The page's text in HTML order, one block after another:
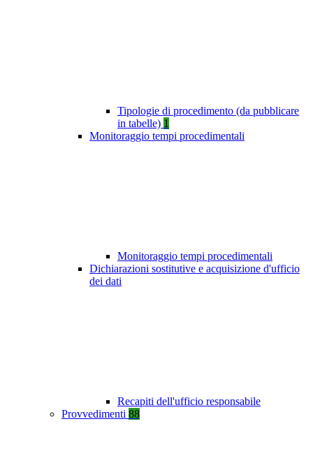
Tipologie di procedimento (da pubblicare
in tabelle) 1
Monitoraggio tempi procedimentali
Monitoraggio tempi procedimentali
Dichiarazioni sostitutive e acquisizione d'ufficio
dei dati
Recapiti dell'ufficio responsabile
Provvedimenti 88